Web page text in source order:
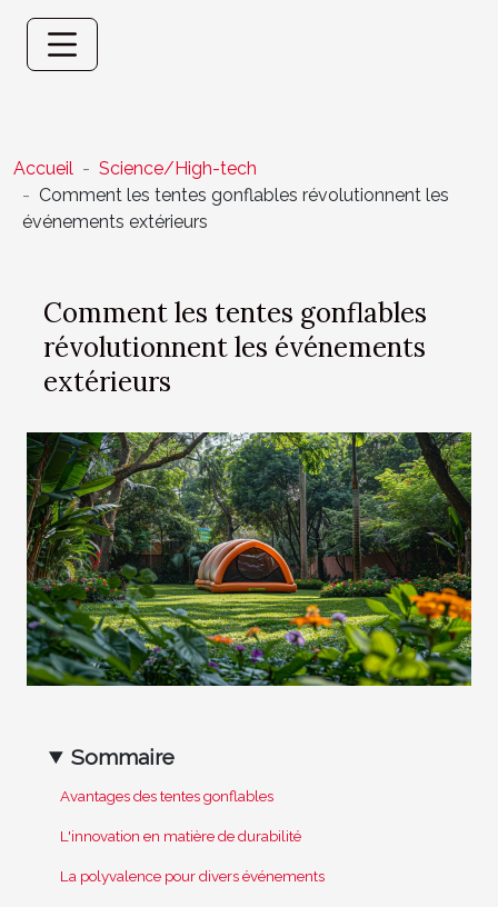
Accueil
Science/High-tech
Comment les tentes gonflables révolutionnent les
événements extérieurs
Comment les tentes gonflables
révolutionnent les événements
extérieurs
Sommaire
Avantages des tentes gonflables
L'innovation en matière de durabilité
La polyvalence pour divers événements